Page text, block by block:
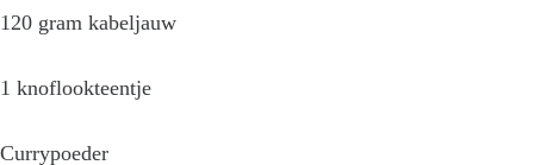
120 gram kabeljauw
1 knoflookteentje
Currypoeder